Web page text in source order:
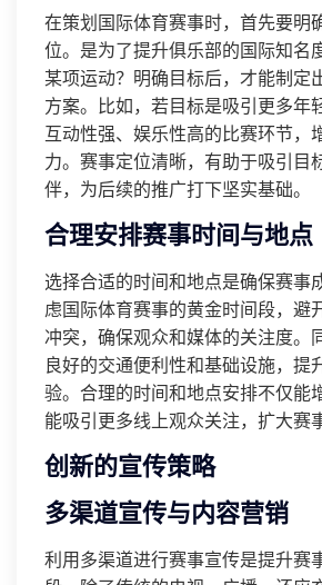
在策划国际体育赛事时，首先要明
位。是为了提升俱乐部的国际知名
某项运动？明确目标后，才能制定
方案。比如，若目标是吸引更多年
互动性强、娱乐性高的比赛环节，
力。赛事定位清晰，有助于吸引目
伴，为后续的推广打下坚实基础。
合理安排赛事时间与地点
选择合适的时间和地点是确保赛事
虑国际体育赛事的黄金时间段，避
冲突，确保观众和媒体的关注度。
良好的交通便利性和基础设施，提
验。合理的时间和地点安排不仅能
能吸引更多线上观众关注，扩大赛
创新的宣传策略
多渠道宣传与内容营销
利用多渠道进行赛事宣传是提升赛